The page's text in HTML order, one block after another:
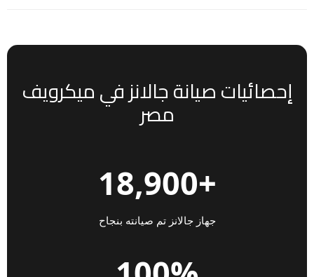
إحصائيات صيانة جالانز في ميكرويف
مصر
+18,900
جهاز جالانز تم صيانته بنجاح